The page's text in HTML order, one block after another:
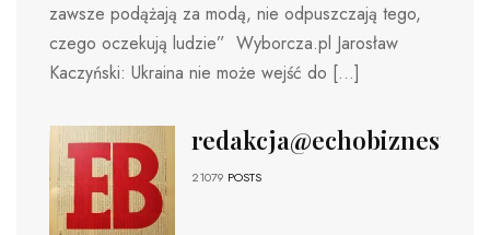
zawsze podążają za modą, nie odpuszczają tego,
czego oczekują ludzie” Wyborcza.pl Jarosław
Kaczyński: Ukraina nie może wejść do […]
redakcja@echobiznesu.pl
21079 POSTS